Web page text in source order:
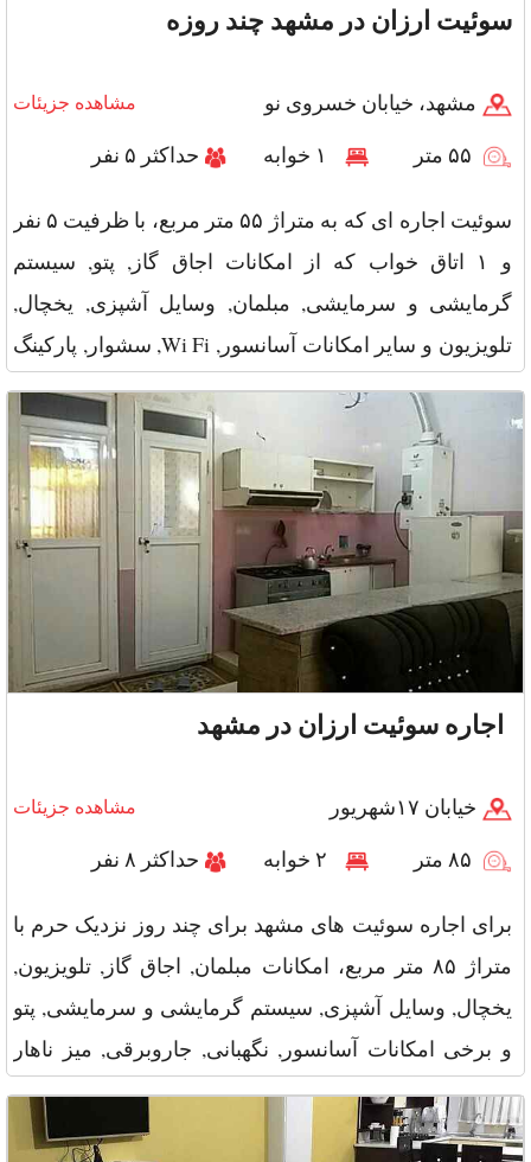
سوئیت ارزان در مشهد چند روزه
مشهد، خیابان خسروی نو مشاهده جزیئات
حداکثر ۵ نفر
سوئیت اجاره ای که به متراژ ۵۵ متر مربع، با ظرفیت ۵ نفر
و ۱ اتاق خواب که از امکانات اجاق گاز, پتو, سیستم
گرمایشی و سرمایشی, مبلمان, وسایل آشپزی, یخچال,
تلویزیون و سایر امکانات آسانسور, Wi Fi, سشوار, پارکینگ
برخوردار است و
اجاره سوئیت ارزان در مشهد
خیابان ۱۷شهریور مشاهده جزیئات
حداکثر ۸ نفر
برای اجاره سوئیت های مشهد برای چند روز نزدیک حرم با
متراژ ۸۵ متر مربع، امکانات مبلمان, اجاق گاز, تلویزیون,
یخچال, وسایل آشپزی, سیستم گرمایشی و سرمایشی, پتو
و برخی امکانات آسانسور, نگهبانی, جاروبرقی, میز ناهار
خوری، همراه